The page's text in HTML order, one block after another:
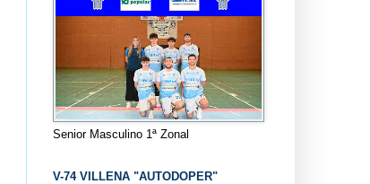
Senior Masculino 1ª Zonal
V-74 VILLENA "AUTODOPER"